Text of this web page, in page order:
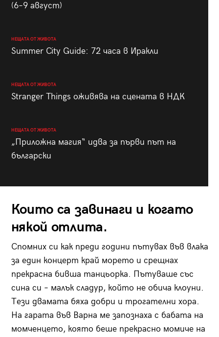
(6–9 август)
НЕЩАТА ОТ ЖИВОТА
Summer City Guide: 72 часа в Иракли
НЕЩАТА ОТ ЖИВОТА
Stranger Things оживява на сцената в НДК
НЕЩАТА ОТ ЖИВОТА
„Приложна магия“ идва за първи път на
български
Които са завинаги и когато
някой отлита.
Спомних си как преди години пътувах във влака
за един концерт край морето и срещнах
прекрасна бивша танцьорка. Пътуваше със
сина си – малък сладур, който не обича клоуни.
Тези двамата бяха добри и трогателни хора.
На гарата във Варна ме запознаха с бабата на
момченцето, която беше прекрасно момиче на